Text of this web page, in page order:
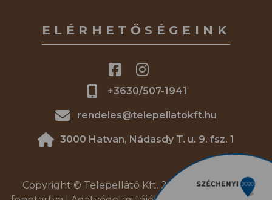
ELÉRHETŐSÉGEINK
+3630/507-1941
rendeles@telepellatokft.hu
3000 Hatvan, Nádasdy T. u. 9. fsz. 1
Copyright © Telepellátó Kft. 2026. | Minden jog